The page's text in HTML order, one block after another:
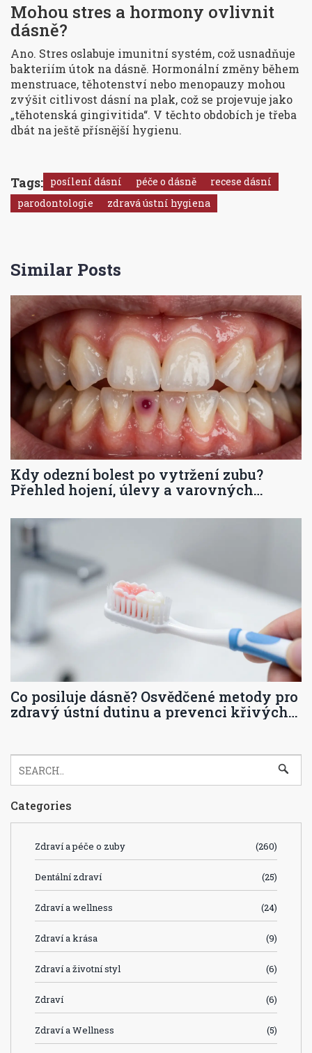
Mohou stres a hormony ovlivnit
dásně?
Ano. Stres oslabuje imunitní systém, což usnadňuje
bakteriím útok na dásně. Hormonální změny během
menstruace, těhotenství nebo menopauzy mohou
zvýšit citlivost dásní na plak, což se projevuje jako
„těhotenská gingivitida“. V těchto obdobích je třeba
dbát na ještě přísnější hygienu.
Tags: posílení dásní péče o dásně
recese dásní
parodontologie
zdravá ústní hygiena
Similar Posts
Kdy odezní bolest po vytržení zubu?
Přehled hojení, úlevy a varovných
Co posiluje dásně? Osvědčené metody pro
zdravý ústní dutinu a prevenci křivých
Categories
Zdraví a péče o zuby (260)
Dentální zdraví (25)
Zdraví a wellness (24)
Zdraví a krása (9)
Zdraví a životní styl (6)
Zdraví (6)
Zdraví a Wellness (5)